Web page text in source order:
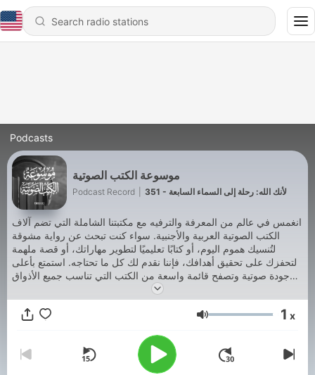
Podcasts
موسوعة الكتب الصوتية
Podcast Record 351 - لأنك الله: رحلة إلى السماء السابعة
انغمس في عالم من المعرفة والترفيه مع مكتبتنا الشاملة التي تضم آلاف
الكتب الصوتية العربية والأجنبية. سواء كنت تبحث عن رواية مشوقة
لتُنسيك هموم اليوم، أو كتابًا تعليميًا لتطوير مهاراتك، أو قصة ملهمة
لتحفزك على تحقيق أهدافك، فإننا نقدم لك كل ما تحتاجه. استمتع بأعلى
جودة صوتية وتصفح قائمة واسعة من الكتب التي تناسب جميع الأذواق
والأعمار. اشترك الآن واستكشف عالمًا جديدًا من المعرفة والمتعة.
Podcast Record
Volume 1 x